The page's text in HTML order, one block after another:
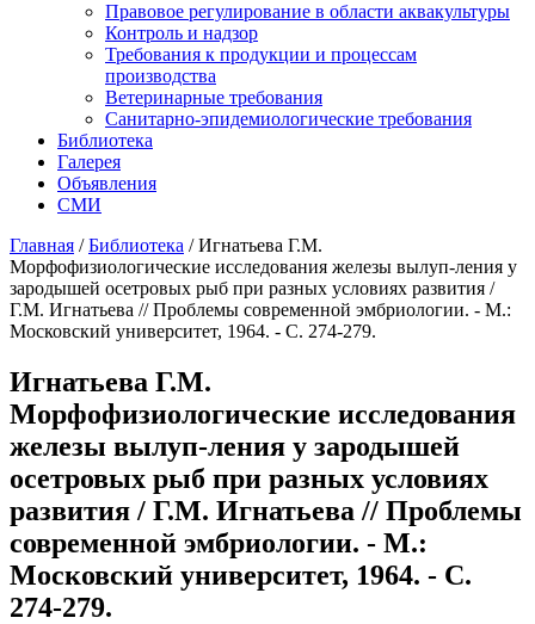
Правовое регулирование в области аквакультуры
Контроль и надзор
Требования к продукции и процессам
производства
Ветеринарные требования
Санитарно-эпидемиологические требования
Библиотека
Галерея
Объявления
СМИ
Главная /Библиотека /Игнатьева Г.М.
Морфофизиологические исследования железы вылуп-ления у
зародышей осетровых рыб при разных условиях развития /
Г.М. Игнатьева // Проблемы современной эмбриологии. - М.:
Московский университет, 1964. - С. 274-279.
Игнатьева Г.М.
Морфофизиологические исследования
железы вылуп-ления у зародышей
осетровых рыб при разных условиях
развития / Г.М. Игнатьева // Проблемы
современной эмбриологии. - М.:
Московский университет, 1964. - С.
274-279.